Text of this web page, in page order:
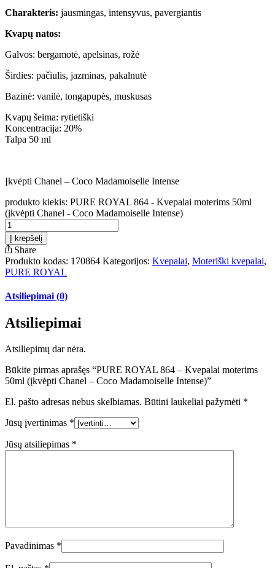
Charakteris: jausmingas, intensyvus, pavergiantis
Kvapų natos:
Galvos: bergamotė, apelsinas, rožė
Širdies: pačiulis, jazminas, pakalnutė
Bazinė: vanilė, tongapupės, muskusas
Kvapų šeima: rytietiški
Koncentracija: 20%
Talpa 50 ml
Įkvėpti Chanel – Coco Madamoiselle Intense
produkto kiekis: PURE ROYAL 864 - Kvepalai moterims 50ml
(įkvėpti Chanel - Coco Madamoiselle Intense)
Į krepšelį
Share
Produkto kodas: 170864 Kategorijos: Kvepalai, Moteriški kvepalai,
PURE ROYAL
Atsiliepimai (0)
Atsiliepimai
Atsiliepimų dar nėra.
Būkite pirmas aprašęs “PURE ROYAL 864 – Kvepalai moterims
50ml (įkvėpti Chanel – Coco Madamoiselle Intense)”
El. pašto adresas nebus skelbiamas. Būtini laukeliai pažymėti *
Jūsų įvertinimas *
Jūsų atsiliepimas *
Pavadinimas *